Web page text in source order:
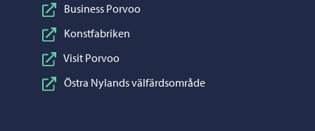
Business Porvoo
Konstfabriken
Visit Porvoo
Östra Nylands välfärdsområde